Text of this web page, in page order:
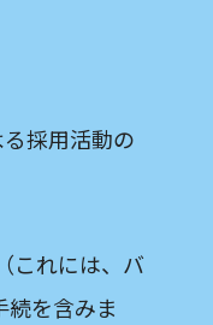
採用活動の
これには、バ
続を含みま